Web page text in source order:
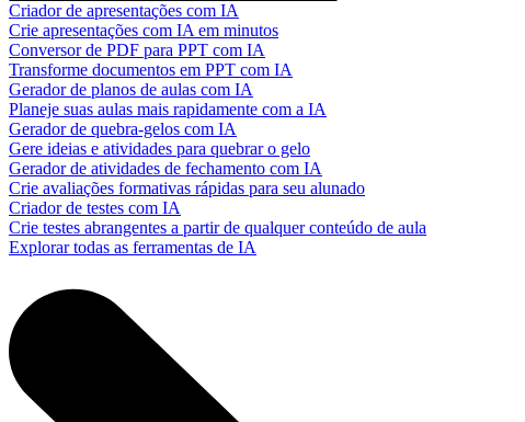
Criador de apresentações com IA
Crie apresentações com IA em minutos
Conversor de PDF para PPT com IA
Transforme documentos em PPT com IA
Gerador de planos de aulas com IA
Planeje suas aulas mais rapidamente com a IA
Gerador de quebra-gelos com IA
Gere ideias e atividades para quebrar o gelo
Gerador de atividades de fechamento com IA
Crie avaliações formativas rápidas para seu alunado
Criador de testes com IA
Crie testes abrangentes a partir de qualquer conteúdo de aula
Explorar todas as ferramentas de IA